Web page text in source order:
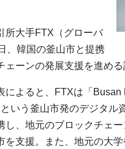
所大手FTX（グローバ
、韓国の釜山市と提携
ェーンの発展支援を進める
によると、FTXは「Busan
いう釜山市発のデジタル
し、地元のブロックチェ
を支援。また、地元の大